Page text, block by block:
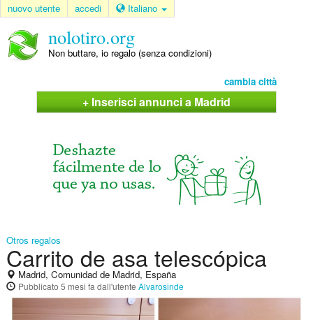
nuovo utente accedi Italiano
nolotiro.org
Non buttare, io regalo (senza condizioni)
cambia città
+ Inserisci annunci a Madrid
Otros regalos
Carrito de asa telescópica
Madrid, Comunidad de Madrid, España
Pubblicato 5 mesi fa dall'utente Alvarosinde